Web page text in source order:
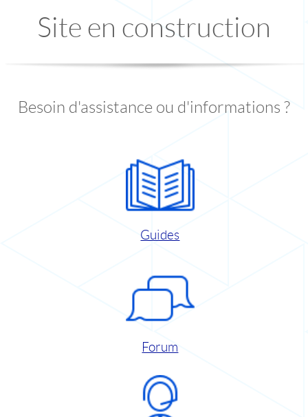
Site en construction
Besoin d'assistance ou d'informations ?
Guides
Forum